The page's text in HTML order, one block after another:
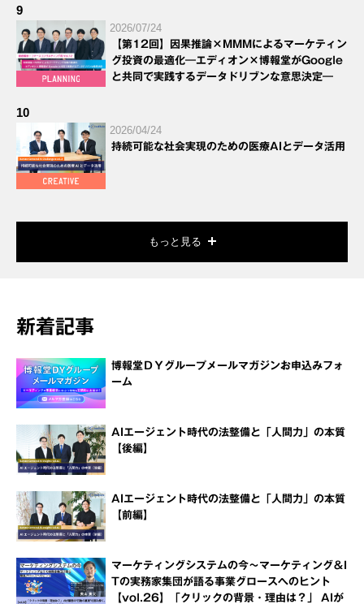
9
2026/07/24
【第12回】因果推論×MMMによるマーケティン
グ投資の最適化―エディオン×博報堂がGoogle
と共同で実践するデータドリブンな意思決定―
10
2026/04/24
持続可能な社会実現のための医療AIとデータ活用
もっと見る
新着記事
博報堂ＤＹグループメールマガジンお申込みフォ
ーム
AIエージェント時代の法整備と「人間力」の本質
【後編】
AIエージェント時代の法整備と「人間力」の本質
【前編】
マーケティングシステムの今～マーケティング＆I
Tの実務家集団が語る事業グロースへのヒント
【vol.26】「クリックの背景・理由は？」 AIが